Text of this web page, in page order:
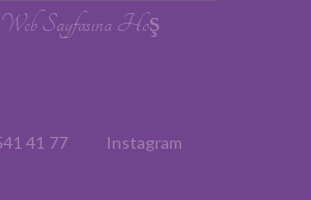
Sayfasına Hoş
41 77 Instagram